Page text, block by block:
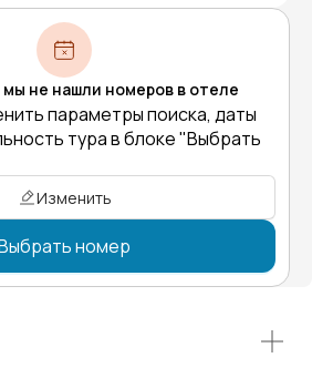
не нашли номеров в отеле
параметры поиска, даты
тура в блоке "Выбрать
Изменить
номер